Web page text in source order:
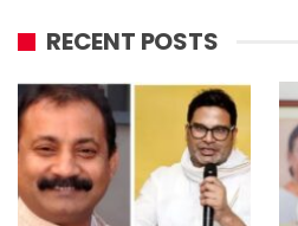
RECENT POSTS